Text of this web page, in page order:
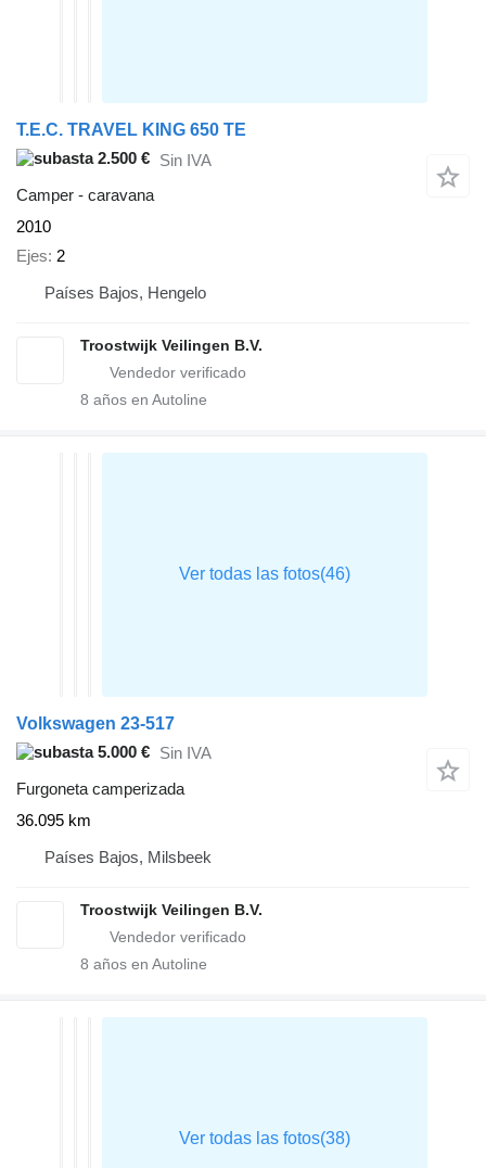
T.E.C. TRAVEL KING 650 TE
2.500 € Sin IVA
Camper - caravana
2010
Ejes 2
Países Bajos, Hengelo
Troostwijk Veilingen B.V.
8 años en Autoline
Volkswagen 23-517
5.000 € Sin IVA
Furgoneta camperizada
36.095 km
Países Bajos, Milsbeek
Troostwijk Veilingen B.V.
8 años en Autoline